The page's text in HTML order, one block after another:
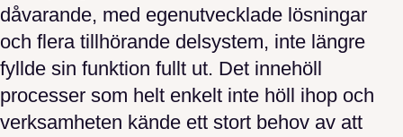
dåvarande, med egenutvecklade lösningar
och flera tillhörande delsystem, inte längre
fyllde sin funktion fullt ut. Det innehöll
processer som helt enkelt inte höll ihop och
verksamheten kände ett stort behov av att